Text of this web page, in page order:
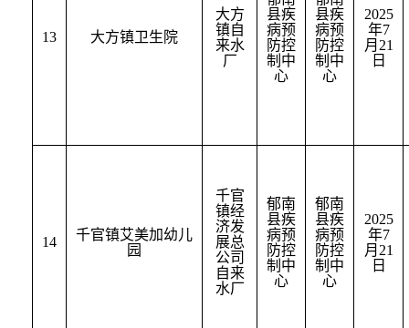
13 大方镇卫生院
大方
镇自
来水
厂
县疾
病预
防控
制中
心
县疾
病预
防控
制中
心
2025
年7
月 21
日
14
千官镇艾美加幼儿
园
千官
镇经
济发
展总
公司
自来
水厂
郁南
县疾
病预
防控
制中
心
郁南
县疾
病预
防控
制中
心
2025
年7
月 21
日